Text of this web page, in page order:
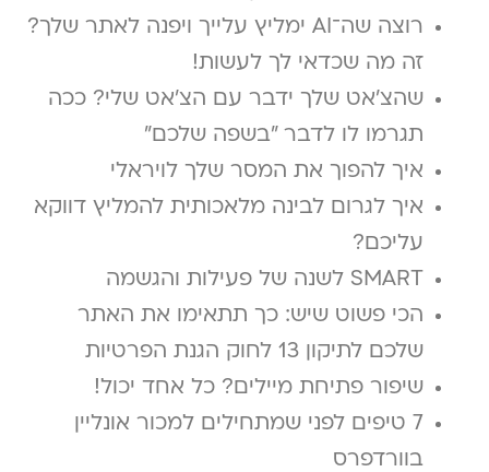
רוצה שה־AI ימליץ עלייך ויפנה לאתר שלך?
זה מה שכדאי לך לעשות!
שהצ'אט שלך ידבר עם הצ'אט שלי? ככה
תגרמו לו לדבר "בשפה שלכם"
איך להפוך את המסר שלך לויראלי
איך לגרום לבינה מלאכותית להמליץ דווקא
עליכם?
SMART לשנה של פעילות והגשמה
הכי פשוט שיש: כך תתאימו את האתר
שלכם לתיקון 13 לחוק הגנת הפרטיות
שיפור פתיחת מיילים? כל אחד יכול!
7 טיפים לפני שמתחילים למכור אונליין
בוורדפרס